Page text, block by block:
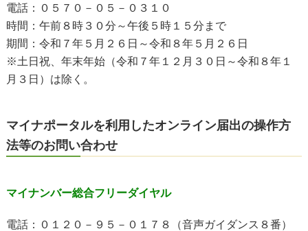
電話：０５７０－０５－０３１０
時間：午前８時３０分～午後５時１５分まで
期間：令和７年５月２６日～令和８年５月２６日
※土日祝、年末年始（令和７年１２月３０日～令和８年１
月３日）は除く。
マイナポータルを利用したオンライン届出の操作方
法等のお問い合わせ
マイナンバー総合フリーダイヤル
電話：０１２０－９５－０１７８（音声ガイダンス８番）